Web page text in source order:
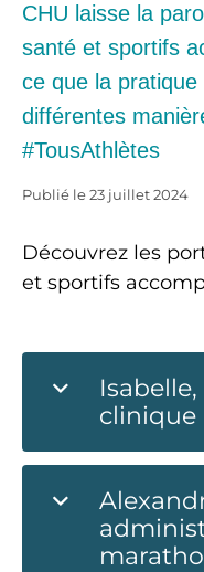
CHU laisse la
santé et sportifs
ce que la
différentes
#TousAthlètes
Publié le23 juillet 2024
Découvrez les
et sportifs
clinique